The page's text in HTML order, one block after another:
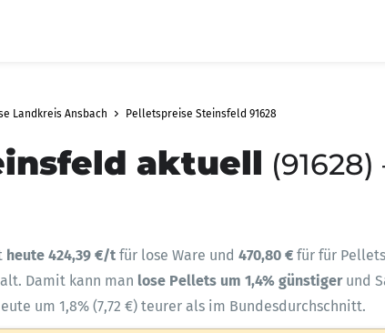
Landkreis Ansbach Pelletspreise Steinsfeld 91628
aktuell
heute 424,39 €/t für lose Ware und 470,80 € für für
Damit kann man lose Pellets um 1,4% günstiger und
um 1,8% (7,72 €) teurer als im Bundesdurchschnitt.